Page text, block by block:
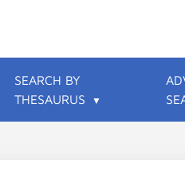
SEARCH BY
THESAURUS